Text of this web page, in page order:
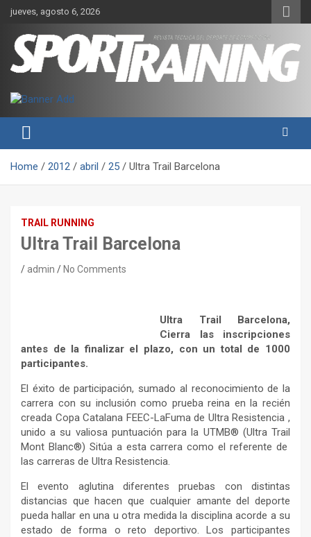
Skip
content
jueves, agosto 6, 2026
Revista técnica del deporte
Sport Training
rendimiento, nutrición y entrenamiento.
Home 2012 abril 25 Ultra Trail Barcelona
TRAIL RUNNING
Ultra Trail Barcelona
admin No Comments
Ultra Trail Barcelona,
Cierra las inscripciones
antes de la finalizar el plazo, con un total de 1000
participantes.
El éxito de participación, sumado al reconocimiento de la
carrera con su inclusión como prueba reina en la recién
creada Copa Catalana FEEC-LaFuma de Ultra Resistencia ,
unido a su valiosa puntuación para la UTMB® (Ultra Trail
Mont Blanc®) Sitúa a esta carrera como el referente de
las carreras de Ultra Resistencia.
El evento aglutina diferentes pruebas con distintas
distancias que hacen que cualquier amante del deporte
pueda hallar en una u otra medida la disciplina acorde a su
estado de forma o reto deportivo. Los participantes